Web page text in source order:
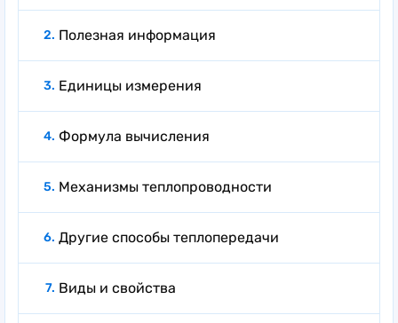
Полезная информация
Единицы измерения
Формула вычисления
Механизмы теплопроводности
Другие способы теплопередачи
Виды и свойства